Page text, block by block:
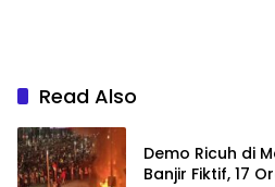
Read Also
Demo Ricuh di
Banjir Fiktif, 17